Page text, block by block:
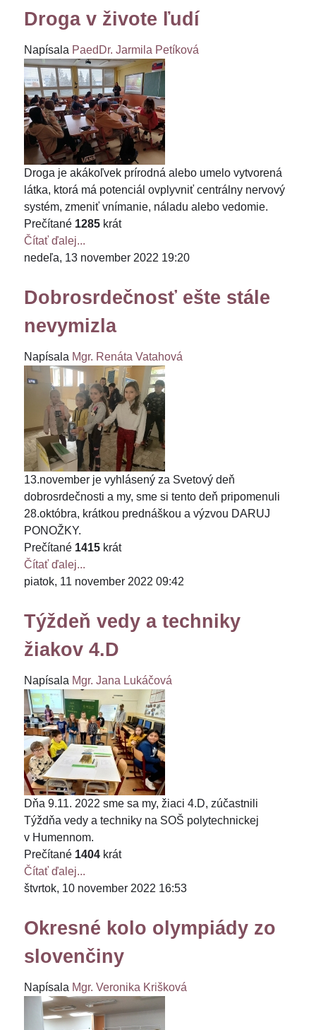
Droga v živote ľudí
Napísala PaedDr. Jarmila Petíková
Droga je akákoľvek prírodná alebo umelo vytvorená
látka, ktorá má potenciál ovplyvniť centrálny nervový
systém, zmeniť vnímanie, náladu alebo vedomie.
Prečítané 1285 krát
Čítať ďalej...
nedeľa, 13 november 2022 19:20
Dobrosrdečnosť ešte stále
nevymizla
Napísala Mgr. Renáta Vatahová
13.november je vyhlásený za Svetový deň
dobrosrdečnosti a my, sme si tento deň pripomenuli
28.októbra, krátkou prednáškou a výzvou DARUJ
PONOŽKY.
Prečítané 1415 krát
Čítať ďalej...
piatok, 11 november 2022 09:42
Týždeň vedy a techniky
žiakov 4.D
Napísala Mgr. Jana Lukáčová
Dňa 9.11. 2022 sme sa my, žiaci 4.D, zúčastnili
Týždňa vedy a techniky na SOŠ polytechnickej
v Humennom.
Prečítané 1404 krát
Čítať ďalej...
štvrtok, 10 november 2022 16:53
Okresné kolo olympiády zo
slovenčiny
Napísala Mgr. Veronika Krišková